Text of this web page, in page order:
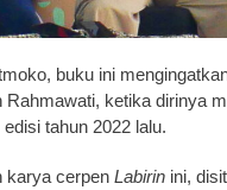
buku ini
Rahmawati, ketika dirinya
tahun 2022 lalu.
karya cerpen Labirinini,